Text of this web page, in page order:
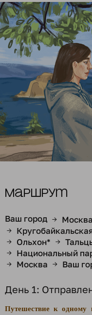
Маршрут
Ваш город → Москва
→
→ Ольхон* →
→ Национальный
→ Москва → Ваш
День 1:
Путешествие к одному